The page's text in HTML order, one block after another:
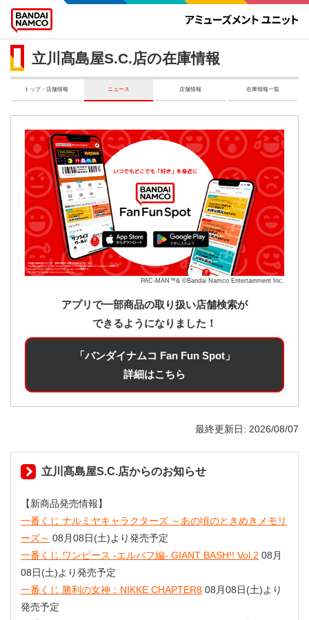
立川髙島屋S.C.店の在庫情報
トップ・店舗情報 ニュース 店舗情報 在庫情報一覧
PAC-MAN™& ©Bandai Namco Entertainment Inc.
アプリで一部商品の取り扱い店舗検索が
できるようになりました！
「バンダイナムコ Fan Fun Spot」
詳細はこちら
最終更新日 2026/08/07
立川髙島屋S.C.店からのお知らせ
【新商品発売情報】
一番くじ ナルミヤキャラクターズ ～あの頃のときめきメモリ
ーズ～ 08月08日(土)より発売予定
一番くじ ワンピース -エルバフ編- GIANT BASH!! Vol.2 08月
08日(土)より発売予定
一番くじ 勝利の女神：NIKKE CHAPTER8 08月08日(土)より
発売予定